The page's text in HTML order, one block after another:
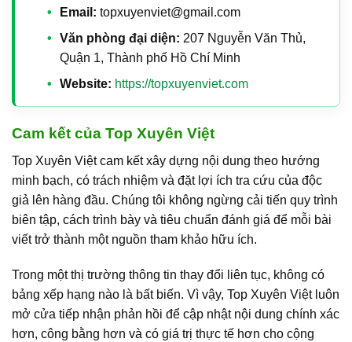
Email: topxuyenviet@gmail.com
Văn phòng đại diện: 207 Nguyễn Văn Thủ,
Quận 1, Thành phố Hồ Chí Minh
Website: https://topxuyenviet.com
Cam kết của Top Xuyên Việt
Top Xuyên Việt cam kết xây dựng nội dung theo hướng
minh bạch, có trách nhiệm và đặt lợi ích tra cứu của độc
giả lên hàng đầu. Chúng tôi không ngừng cải tiến quy trình
biên tập, cách trình bày và tiêu chuẩn đánh giá để mỗi bài
viết trở thành một nguồn tham khảo hữu ích.
Trong một thị trường thông tin thay đổi liên tục, không có
bảng xếp hạng nào là bất biến. Vì vậy, Top Xuyên Việt luôn
mở cửa tiếp nhận phản hồi để cập nhật nội dung chính xác
hơn, công bằng hơn và có giá trị thực tế hơn cho cộng